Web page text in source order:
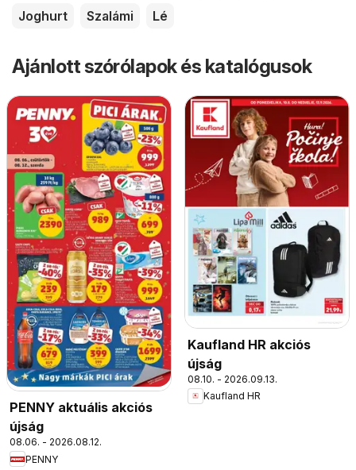
Joghurt
Szalámi Lé
Ajánlott szórólapok és katalógusok
PENNY aktuális akciós
újság
08.06. - 2026.08.12.
PENNY
Kaufland HR akciós
újság
08.10. - 2026.09.13.
Kaufland HR